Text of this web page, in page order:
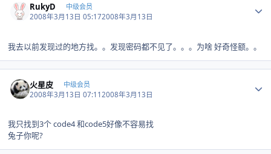
RukyD 中级会员
2008年3月13日 05:172008年3月13日
我去以前发现过的地方找。。发现密码都不见了。。。为啥 好奇怪额。。
火星皮 中级会员
2008年3月13日 07:112008年3月13日
我只找到3个 code4 和code5好像不容易找
兔子你呢?